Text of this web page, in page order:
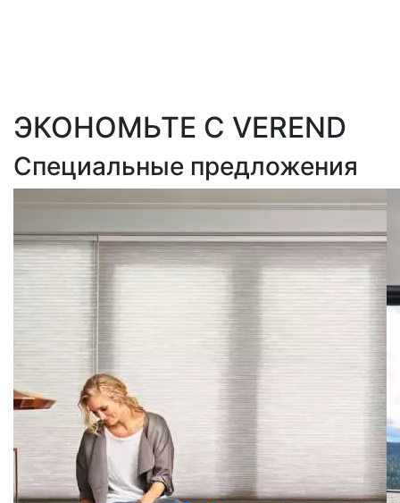
ЭКОНОМЬТЕ С VEREND
Специальные предложения